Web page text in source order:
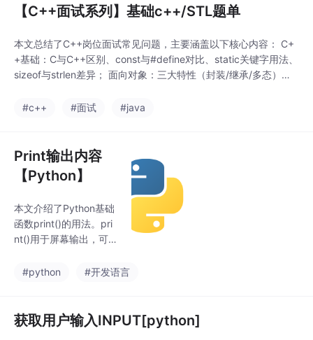
揭示 C++ 类型系统的设
计哲学和底层实现机
制。[存储说明符] [类型
限定符] 类型说明符 [初
始化器];存储说明符aut
oregisterstaticextern
emutable。
【C++面试系列】基础c++/STL题单
本文总结了C++岗位面试常见问题，主要涵盖以下核心内容： C+
+基础：C与C++区别、const与#define对比、static关键字用法、
sizeof与strlen差异； 面向对象：三大特性（封装/继承/多态）、
藏区别； 内存管理：new/delete与malloc/free对比、内存泄漏防
#c++ #面试 #java
Print输出内容
【Python】
本文介绍了Python基础
函数print()的用法。pri
nt()用于屏幕输出，可
及多内容组合。要点包
输出时用逗号分隔，默
认加空格；3)用sep参
#python #开发语言
获取用户输入INPUT[python]